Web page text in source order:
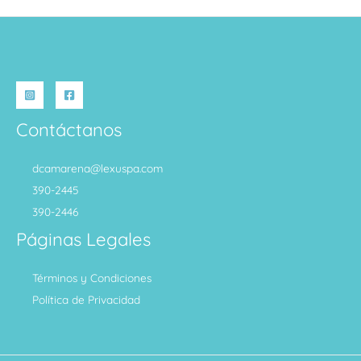
Contáctanos
dcamarena@lexuspa.com
390-2445
390-2446
Páginas Legales
Términos y Condiciones
Política de Privacidad